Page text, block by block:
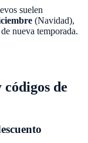
suelen
(Navidad),
nueva temporada.
de